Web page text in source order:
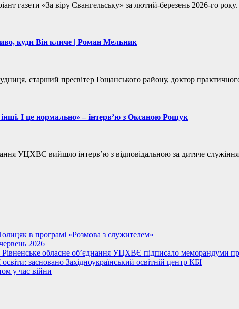
газети «За віру Євангельську» за лютий-березень 2026-го
куди Він кличе | Роман Мельник
старший пресвітер Гощанського району, доктор
І це нормально» – інтерв’ю з Оксаною Рощук
УЦХВЄ вийшло інтерв’ю з відповідальною за дитяче
в програмі «Розмова з служителем»
2026
обласне об’єднання УЦХВЄ підписало меморандуми
засновано Західноукраїнський освітній центр КБІ
у час війни